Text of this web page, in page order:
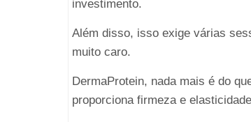
investimento.
Além disso, isso exige várias
muito caro.
DermaProtein, nada mais é do
proporciona firmeza e